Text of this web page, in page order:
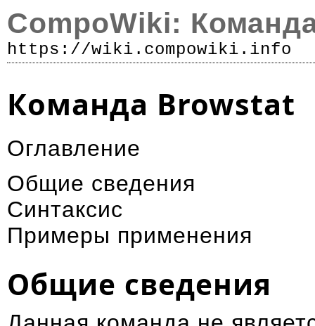
CompoWiki:
https://wiki.compowiki.info
Команда Browstat
Оглавление
Общие сведения
Синтаксис
Примеры применения
Общие сведения